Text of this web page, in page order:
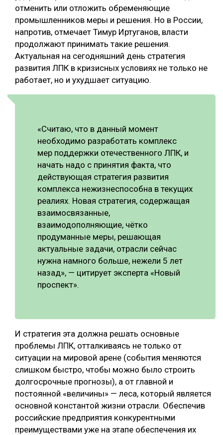
отменить или отложить обременяющие
промышленников меры и решения. Но в России,
напротив, отмечает Тимур Иртуганов, власти
продолжают принимать такие решения.
Актуальная на сегодняшний день стратегия
развития ЛПК в кризисных условиях не только не
работает, но и ухудшает ситуацию.
«Считаю, что в данный момент
необходимо разработать комплекс
мер поддержки отечественного ЛПК, и
начать надо с принятия факта, что
действующая стратегия развития
комплекса нежизнеспособна в текущих
реалиях. Новая стратегия, содержащая
взаимосвязанные,
взаимодополняющие, чётко
продуманные меры, решающая
актуальные задачи, отрасли сейчас
нужна намного больше, нежели 5 лет
назад», — цитирует эксперта «Новый
проспект».
И стратегия эта должна решать основные
проблемы ЛПК, отталкиваясь не только от
ситуации на мировой арене (события меняются
слишком быстро, чтобы можно было строить
долгосрочные прогнозы), а от главной и
постоянной «величины» — леса, который является
основной константой жизни отрасли. Обеспечив
российские предприятия конкурентными
преимуществами уже на этапе обеспечения их